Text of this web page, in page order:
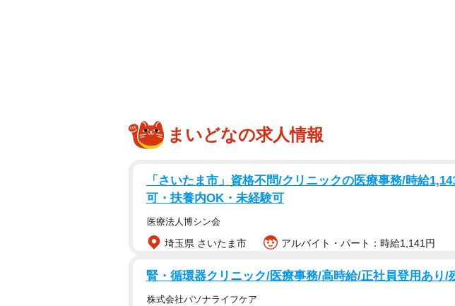
まいどなの求人情報
「さいたま市」資格不問/クリニックの医療事務/時給
可・扶養内OK・未経験可
医療法人博シン会
埼玉県 さいたま市 アルバイト・パート：時給1,141円
腎・循環器クリニック/医療事務/高時給/正社員登用あり/
株式会社パソナライフケア